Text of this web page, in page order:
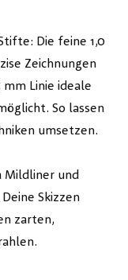
Die feine 1,0
Zeichnungen
Linie ideale
So lassen
umsetzen.
Mildliner und
Skizzen
zarten,